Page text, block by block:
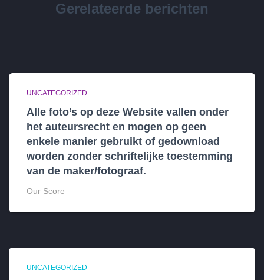
Gerelateerde berichten
UNCATEGORIZED
Alle foto’s op deze Website vallen onder
het auteursrecht en mogen op geen
enkele manier gebruikt of gedownload
worden zonder schriftelijke toestemming
van de maker/fotograaf.
Our Score
UNCATEGORIZED